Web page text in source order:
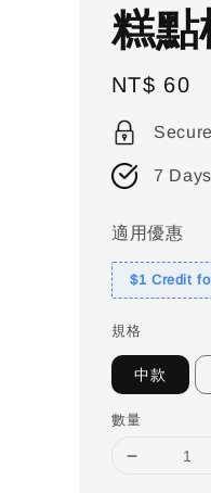
糕點
Regular
price
NT$ 60
7
適用優惠
$1 Credit
規格
中款
數量